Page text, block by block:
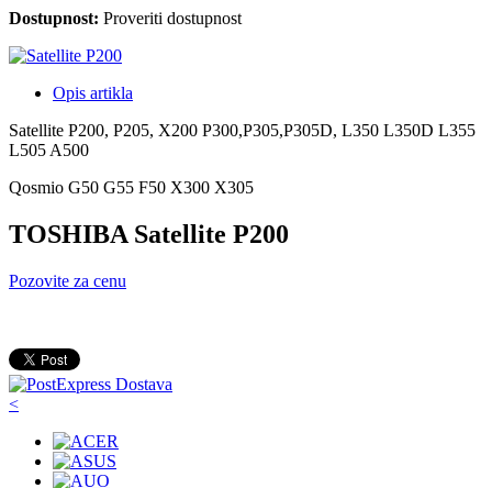
Dostupnost: Proveriti dostupnost
Opis artikla
Satellite P200, P205, X200 P300,P305,P305D, L350 L350D L355
L505 A500
Qosmio G50 G55 F50 X300 X305
TOSHIBA Satellite P200
Pozovite za cenu
<